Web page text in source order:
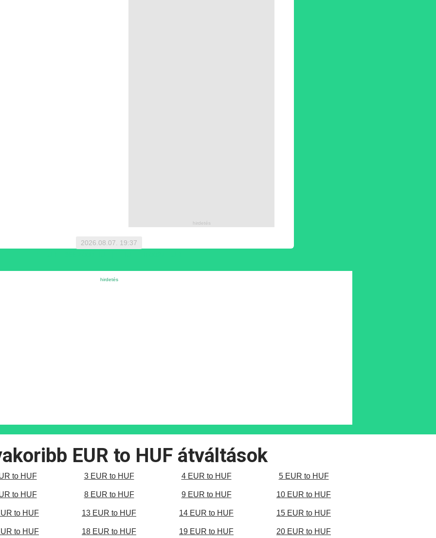
2026.08.07. 19:37
EUR to HUF átváltások
to HUF 3 EUR to HUF 4 EUR to HUF 5 EUR to HUF
to HUF 8 EUR to HUF 9 EUR to HUF 10 EUR to HUF
to HUF 13 EUR to HUF 14 EUR to HUF 15 EUR to HUF
to HUF 18 EUR to HUF 19 EUR to HUF 20 EUR to HUF